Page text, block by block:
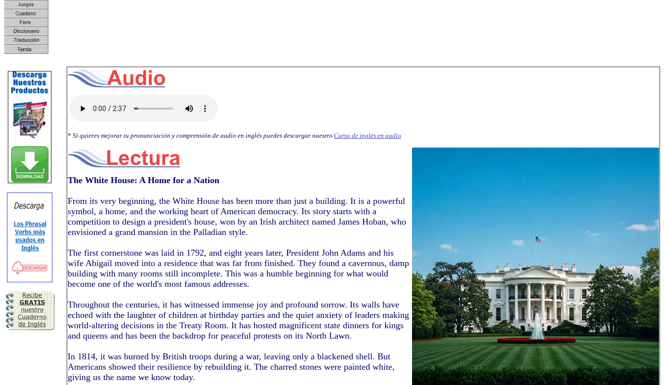
* Si quieres mejorar tu pronunciación y comprensión de audio en inglés puedes descargar nuestro Curso de inglés en audio
The White House: A Home for a Nation
From its very beginning, the White House has been more than just a building. It is a powerful
symbol, a home, and the working heart of American democracy. Its story starts with a
competition to design a president's house, won by an Irish architect named James Hoban, who
envisioned a grand mansion in the Palladian style.
The first cornerstone was laid in 1792, and eight years later, President John Adams and his
wife Abigail moved into a residence that was far from finished. They found a cavernous, damp
building with many rooms still incomplete. This was a humble beginning for what would
become one of the world's most famous addresses.
Throughout the centuries, it has witnessed immense joy and profound sorrow. Its walls have
echoed with the laughter of children at birthday parties and the quiet anxiety of leaders making
world-altering decisions in the Treaty Room. It has hosted magnificent state dinners for kings
and queens and has been the backdrop for peaceful protests on its North Lawn.
In 1814, it was burned by British troops during a war, leaving only a blackened shell. But
Americans showed their resilience by rebuilding it. The charred stones were painted white,
giving us the name we know today.